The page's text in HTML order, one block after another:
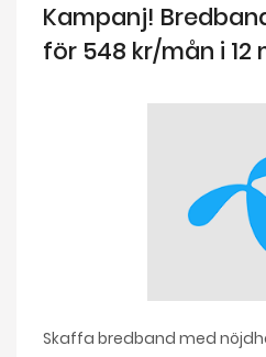
Kampanj!
för 548 kr/mån i 12
Skaffa bredband med